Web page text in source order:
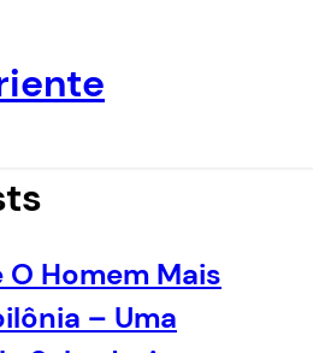
O Homem Mais
– Uma